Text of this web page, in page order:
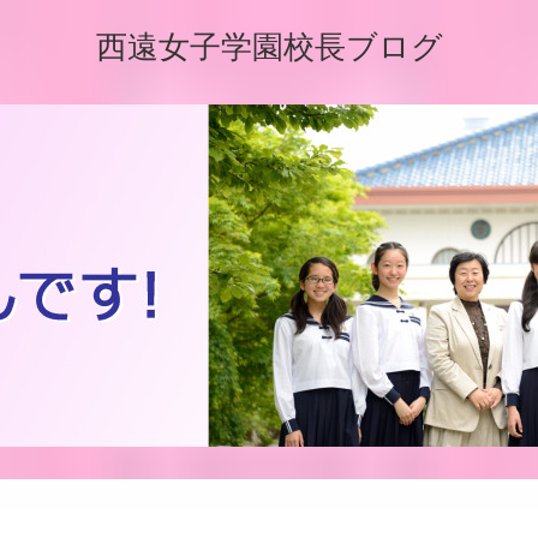
西遠女子学園校長ブログ